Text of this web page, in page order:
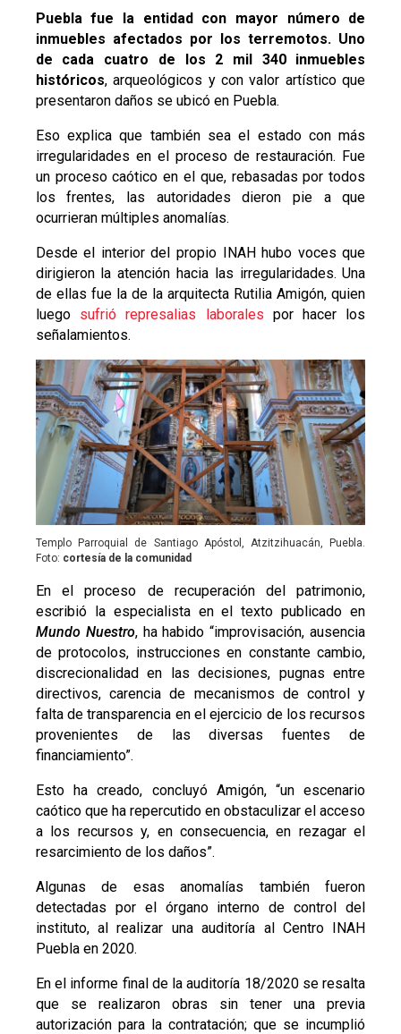
Puebla fue la entidad con mayor número de
inmuebles afectados por los terremotos. Uno
de cada cuatro de los 2 mil 340 inmuebles
históricos, arqueológicos y con valor artístico que
presentaron daños se ubicó en Puebla.
Eso explica que también sea el estado con más
irregularidades en el proceso de restauración. Fue
un proceso caótico en el que, rebasadas por todos
los frentes, las autoridades dieron pie a que
ocurrieran múltiples anomalías.
Desde el interior del propio INAH hubo voces que
dirigieron la atención hacia las irregularidades. Una
de ellas fue la de la arquitecta Rutilia Amigón, quien
luego sufrió represalias laborales por hacer los
señalamientos.
Templo Parroquial de Santiago Apóstol, Atzitzihuacán, Puebla.
Foto: cortesía de la comunidad
En el proceso de recuperación del patrimonio,
escribió la especialista en el texto publicado en
Mundo Nuestro, ha habido “improvisación, ausencia
de protocolos, instrucciones en constante cambio,
discrecionalidad en las decisiones, pugnas entre
directivos, carencia de mecanismos de control y
falta de transparencia en el ejercicio de los recursos
provenientes de las diversas fuentes de
financiamiento”.
Esto ha creado, concluyó Amigón, “un escenario
caótico que ha repercutido en obstaculizar el acceso
a los recursos y, en consecuencia, en rezagar el
resarcimiento de los daños”.
Algunas de esas anomalías también fueron
detectadas por el órgano interno de control del
instituto, al realizar una auditoría al Centro INAH
Puebla en 2020.
En el informe final de la auditoría 18/2020 se resalta
que se realizaron obras sin tener una previa
autorización para la contratación; que se incumplió